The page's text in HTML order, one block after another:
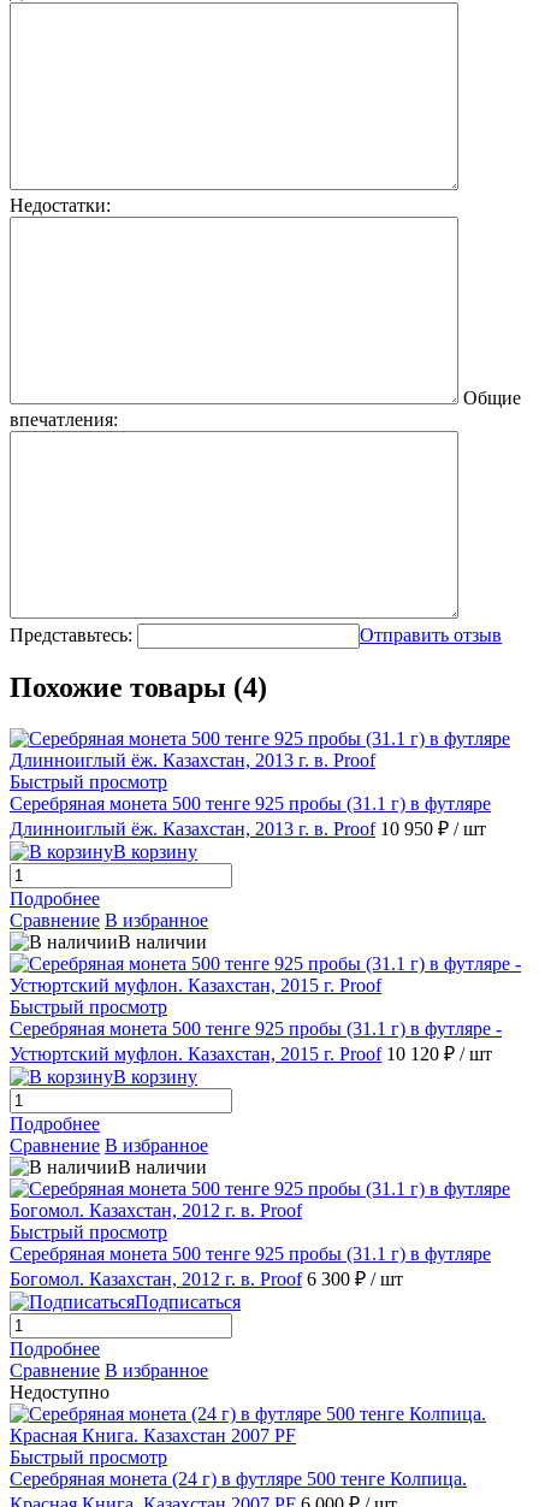
Недостатки:
Общие
впечатления:
Представьтесь: Отправить отзыв
Похожие товары (4)
Быстрый просмотр
Серебряная монета 500 тенге 925 пробы (31.1 г) в футляре
Длинноиглый ёж. Казахстан, 2013 г. в. Proof 10 950 ₽ / шт
В корзину
Подробнее
Сравнение В избранное
В наличии
Быстрый просмотр
Серебряная монета 500 тенге 925 пробы (31.1 г) в футляре -
Устюртский муфлон. Казахстан, 2015 г. Proof 10 120 ₽ / шт
В корзину
Подробнее
Сравнение В избранное
В наличии
Быстрый просмотр
Серебряная монета 500 тенге 925 пробы (31.1 г) в футляре
Богомол. Казахстан, 2012 г. в. Proof 6 300 ₽ / шт
Подписаться
Подробнее
Сравнение В избранное
Недоступно
Быстрый просмотр
Серебряная монета (24 г) в футляре 500 тенге Колпица.